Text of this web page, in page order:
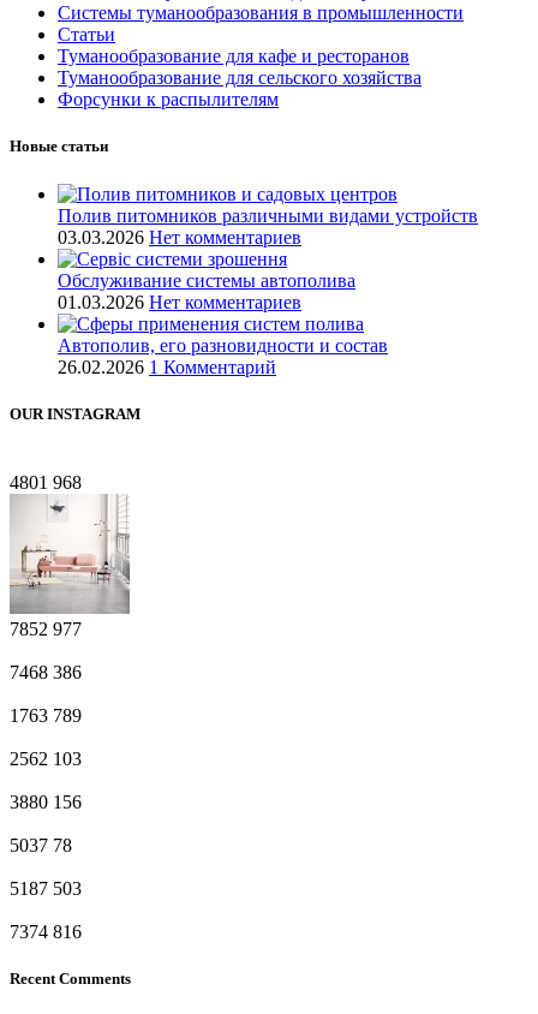
Системы туманообразования в промышленности
Статьи
Туманообразование для кафе и ресторанов
Туманообразование для сельского хозяйства
Форсунки к распылителям
Новые статьи
Полив питомников различными видами устройств
03.03.2026 Нет комментариев
Обслуживание системы автополива
01.03.2026 Нет комментариев
Автополив, его разновидности и состав
26.02.2026 1 Комментарий
OUR INSTAGRAM
4801 968
7852 977
7468 386
1763 789
2562 103
3880 156
5037 78
5187 503
7374 816
Recent Comments